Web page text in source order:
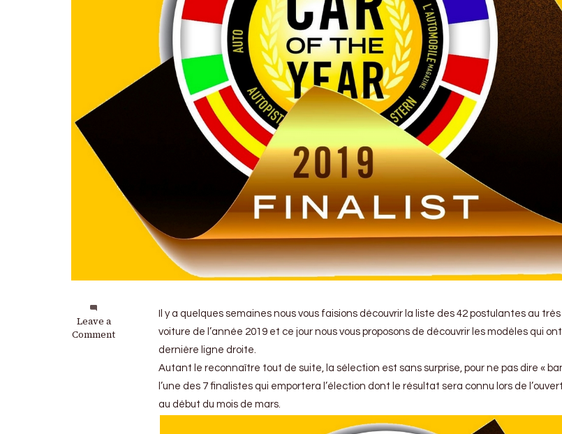
Leave a
Comment
on
Election
Il y a quelques semaines nous vous faisions découvrir la liste des 42 postulantes au
voiture de l’année 2019 et ce jour nous vous proposons de découvrir les modèles qui
dernière ligne droite.
Autant le reconnaître tout de suite, la sélection est sans surprise, pour ne pas dire «
l’une des 7 finalistes qui emportera l’élection dont le résultat sera connu lors de
au début du mois de mars.